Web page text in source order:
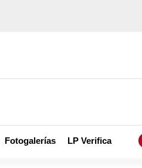
Fotogalerías LP Verifica